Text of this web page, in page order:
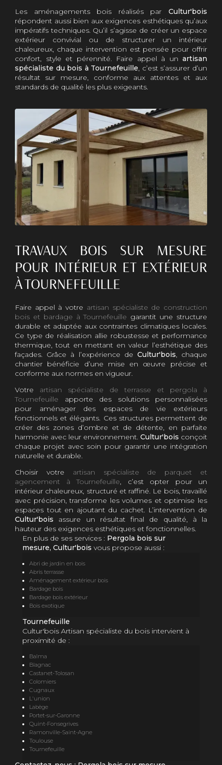
Les aménagements bois réalisés par Cultur'bois
répondent aussi bien aux exigences esthétiques qu’aux
impératifs techniques. Qu’il s’agisse de créer un espace
extérieur convivial ou de structurer un intérieur
chaleureux, chaque intervention est pensée pour offrir
confort, style et pérennité. Faire appel à un artisan
spécialiste du bois à Tournefeuille, c’est s’assurer d’un
résultat sur mesure, conforme aux attentes et aux
standards de qualité les plus exigeants.
TRAVAUX BOIS SUR MESURE
POUR INTÉRIEUR ET EXTÉRIEUR
À TOURNEFEUILLE
Faire appel à votre artisan spécialiste de construction
bois et bardage à Tournefeuille garantit une structure
durable et adaptée aux contraintes climatiques locales.
Ce type de réalisation allie robustesse et performance
thermique, tout en mettant en valeur l’esthétique des
façades. Grâce à l’expérience de Cultur'bois, chaque
chantier bénéficie d’une mise en œuvre précise et
conforme aux normes en vigueur.
Votre artisan spécialiste de terrasse et pergola à
Tournefeuille apporte des solutions personnalisées
pour aménager des espaces de vie extérieurs
fonctionnels et élégants. Ces structures permettent de
créer des zones d’ombre et de détente, en parfaite
harmonie avec leur environnement. Cultur'bois conçoit
chaque projet avec soin pour garantir une intégration
naturelle et durable.
Choisir votre artisan spécialiste de parquet et
agencement à Tournefeuille, c’est opter pour un
intérieur chaleureux, structuré et raffiné. Le bois, travaillé
avec précision, transforme les volumes et optimise les
espaces tout en ajoutant du cachet. L’intervention de
Cultur'bois assure un résultat final de qualité, à la
hauteur des exigences esthétiques et fonctionnelles.
En plus de ses services : Pergola bois sur
mesure, Cultur'bois vous propose aussi :
Abri de jardin en bois
Abris terrasse
Aménagement extérieur bois
Bardage bois
Bardage bois extérieur
Bois exotique
Tournefeuille
Cultur'bois Artisan spécialiste du bois intervient à
proximité de :
Balma
Blagnac
Castanet-Tolosan
Colomiers
Cugnaux
L'union
Labège
Portet-sur-Garonne
Quint-Fonsegrives
Ramonville-Saint-Agne
Toulouse
Tournefeuille